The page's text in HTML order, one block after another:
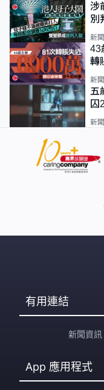
涉
別
新
43
轉
新
五
囚
新
有用連結
新聞資訊
App 應用程式